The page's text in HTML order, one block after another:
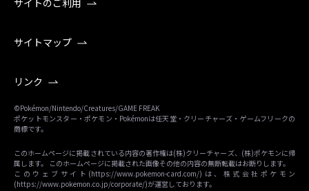
サイトのご利用
サイトマップ
リンク
©Pokémon/Nintendo/Creatures/GAME FREAK
ポケットモンスター・ポケモン・Pokémonは任天堂・クリーチャーズ・ゲームフリークの
商標です。
このホームページに掲載されている内容の著作権は(株)クリーチャーズ、(株)ポケモンに帰
属します。 このホームページに掲載された画像その他の内容の無断転載はお断りします。
このウェブサイト(https://www.pokemon-card.com/)は、株式会社ポケモン
(https://www.pokemon.co.jp/corporate/)が運営しております。